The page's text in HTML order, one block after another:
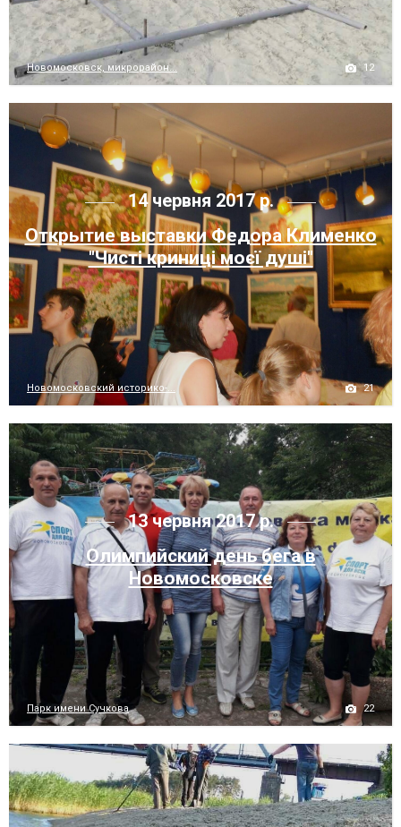
Новомосковск, микрорайон... 12
14 червня 2017 р.
Открытие выставки Федора Клименко
"Чисті криниці моєї душі"
Новомосковский историко-... 21
13 червня 2017 р.
Олимпийский день бега в
Новомосковске
Парк имени Сучкова 22